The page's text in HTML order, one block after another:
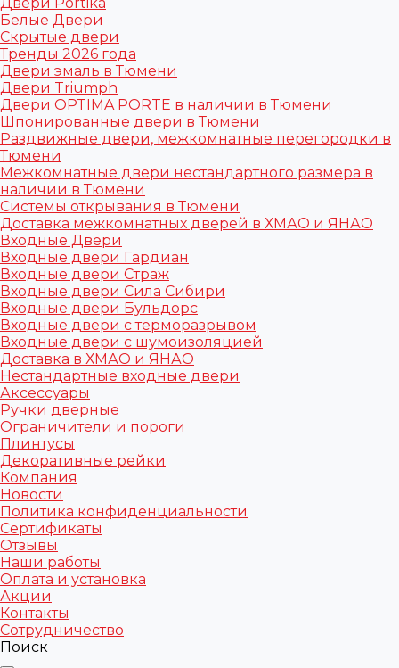
Белые Двери
Скрытые двери
Тренды 2026 года
Двери эмаль в Тюмени
Двери Triumph
Двери OPTIMA PORTE в наличии в Тюмени
Шпонированные двери в Тюмени
Раздвижные двери, межкомнатные перегородки в
Тюмени
Межкомнатные двери нестандартного размера в
наличии в Тюмени
Системы открывания в Тюмени
Доставка межкомнатных дверей в ХМАО и ЯНАО
Входные Двери
Входные двери Гардиан
Входные двери Страж
Входные двери Сила Сибири
Входные двери Бульдорс
Входные двери с терморазрывом
Входные двери с шумоизоляцией
Доставка в ХМАО и ЯНАО
Нестандартные входные двери
Аксессуары
Ручки дверные
Ограничители и пороги
Плинтусы
Декоративные рейки
Компания
Новости
Политика конфиденциальности
Сертификаты
Отзывы
Наши работы
Оплата и установка
Акции
Контакты
Сотрудничество
Поиск